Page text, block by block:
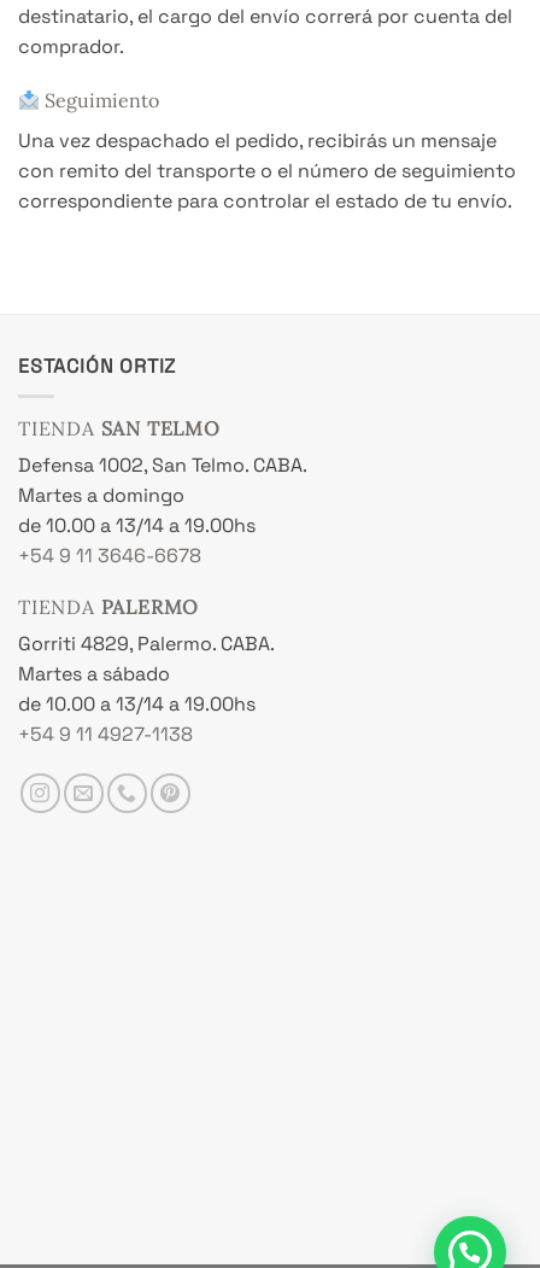
destinatario, el cargo del envío correrá por cuenta del
comprador.
Seguimiento
Una vez despachado el pedido, recibirás un mensaje
con remito del transporte o el número de seguimiento
correspondiente para controlar el estado de tu envío.
ESTACIÓN ORTIZ
TIENDA SAN TELMO
Defensa 1002, San Telmo. CABA.
Martes a domingo
de 10.00 a 13/14 a 19.00hs
+54 9 11 3646-6678
TIENDA PALERMO
Gorriti 4829, Palermo. CABA.
Martes a sábado
de 10.00 a 13/14 a 19.00hs
+54 9 11 4927-1138